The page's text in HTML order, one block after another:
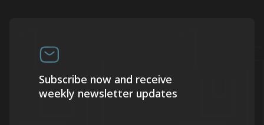
Subscribe now and receive
weekly newsletter updates